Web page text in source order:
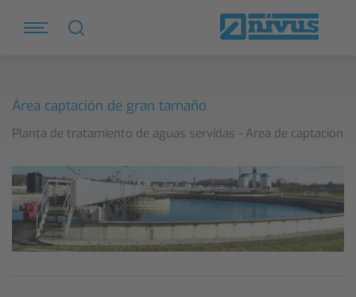
Área captación de gran tamaño
Planta de tratamiento de aguas servidas - Área de captación